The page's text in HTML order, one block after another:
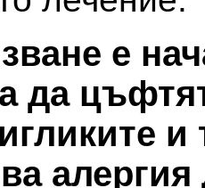
е
да